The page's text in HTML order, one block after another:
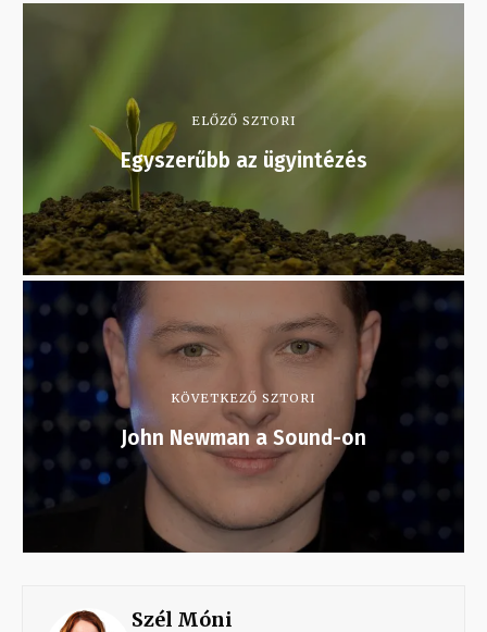
ELŐZŐ SZTORI
Egyszerűbb az ügyintézés
KÖVETKEZŐ SZTORI
John Newman a Sound-on
Szél Móni